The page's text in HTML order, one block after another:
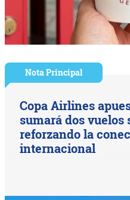
Nota Principal
Copa Airlines
sumará dos vuelos
reforzando la
internacional